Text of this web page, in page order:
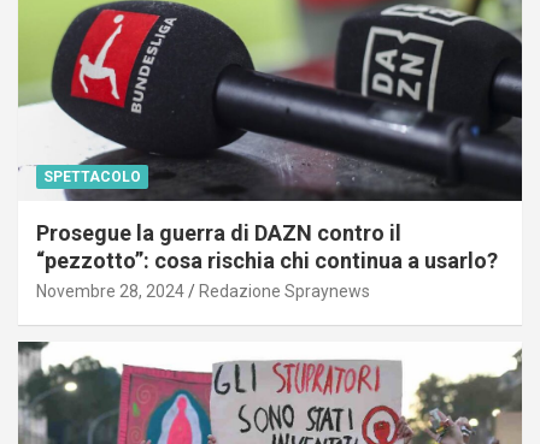
SPETTACOLO
Prosegue la guerra di DAZN contro il
“pezzotto”: cosa rischia chi continua a usarlo?
Novembre 28, 2024 Redazione Spraynews